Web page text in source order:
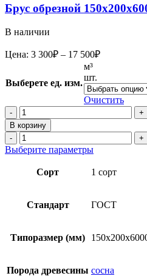
Брус обрезной
В наличии
Цена: 3 300₽ – 17 500₽Диапазон
300₽
–
17
500₽
Выберете ед. изм.
м³
шт.
Очистить
Количество
товара
Брус
обрезной
150х200х6000
сосны
В корзину
Количество
товара
Брус
обрезной
150х200х6000
сосны
(ГОСТ)
Выберите параметрыЭтот
имеет
Опции
на
Сорт 1 сорт
Стандарт ГОСТ
Типоразмер (мм)
Порода древесины сосна